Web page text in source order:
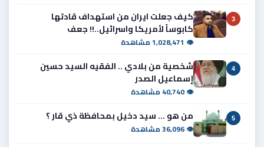
3
كيف جعلت ايران من استهداف قادتها
كابوساً لأمريكا واسرائيل..!! جعف
👁 1,028,471 مشاهدة
4
شخصية من بلادي .. الفقيه السيد حسين
إسماعيل الصدر
👁 40,740 مشاهدة
5 من هو ... سيد دخيل بمحافظة ذي قار ؟
👁 36,096 مشاهدة